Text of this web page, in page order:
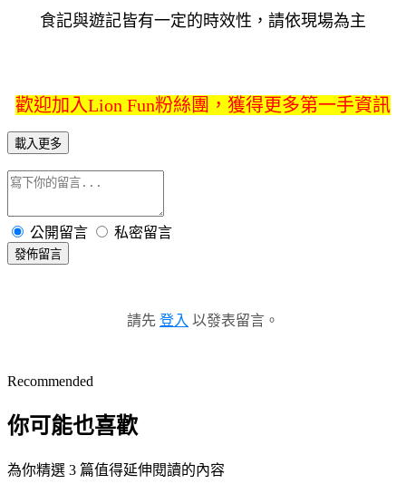
食記與遊記皆有一定的時效性，請依現場為主
歡迎加入Lion Fun粉絲團，獲得更多第一手資訊
載入更多
公開留言 私密留言
發佈留言
請先 登入 以發表留言。
Recommended
你可能也喜歡
為你精選 3 篇值得延伸閱讀的內容